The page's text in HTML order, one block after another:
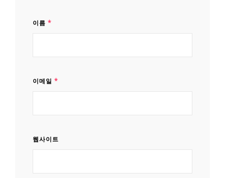
이름 *
이메일 *
웹사이트